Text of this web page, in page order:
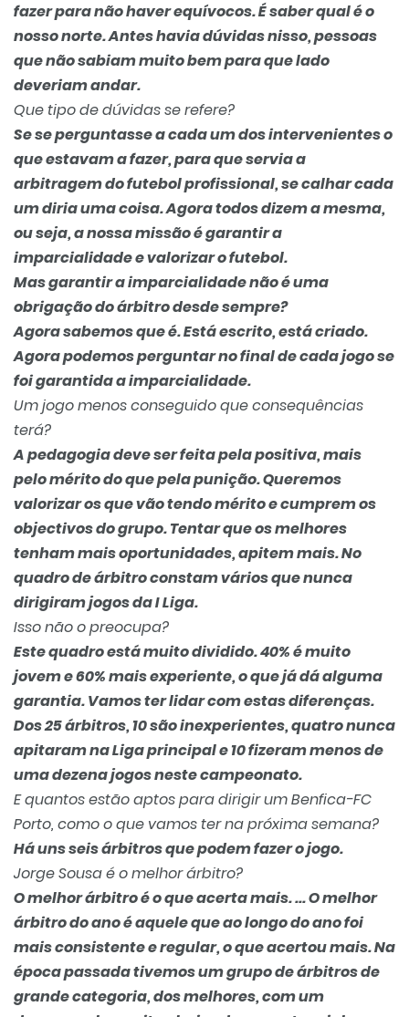
fazer para não haver equívocos. É saber qual é o
nosso norte. Antes havia dúvidas nisso, pessoas
que não sabiam muito bem para que lado
deveriam andar.
Que tipo de dúvidas se refere?
Se se perguntasse a cada um dos intervenientes o
que estavam a fazer, para que servia a
arbitragem do futebol profissional, se calhar cada
um diria uma coisa. Agora todos dizem a mesma,
ou seja, a nossa missão é garantir a
imparcialidade e valorizar o futebol.
Mas garantir a imparcialidade não é uma
obrigação do árbitro desde sempre?
Agora sabemos que é. Está escrito, está criado.
Agora podemos perguntar no final de cada jogo se
foi garantida a imparcialidade.
Um jogo menos conseguido que consequências
terá?
A pedagogia deve ser feita pela positiva, mais
pelo mérito do que pela punição. Queremos
valorizar os que vão tendo mérito e cumprem os
objectivos do grupo. Tentar que os melhores
tenham mais oportunidades, apitem mais. No
quadro de árbitro constam vários que nunca
dirigiram jogos da I Liga.
Isso não o preocupa?
Este quadro está muito dividido. 40% é muito
jovem e 60% mais experiente, o que já dá alguma
garantia. Vamos ter lidar com estas diferenças.
Dos 25 árbitros, 10 são inexperientes, quatro nunca
apitaram na Liga principal e 10 fizeram menos de
uma dezena jogos neste campeonato.
E quantos estão aptos para dirigir um Benfica-FC
Porto, como o que vamos ter na próxima semana?
Há uns seis árbitros que podem fazer o jogo.
Jorge Sousa é o melhor árbitro?
O melhor árbitro é o que acerta mais. ... O melhor
árbitro do ano é aquele que ao longo do ano foi
mais consistente e regular, o que acertou mais. Na
época passada tivemos um grupo de árbitros de
grande categoria, dos melhores, com um